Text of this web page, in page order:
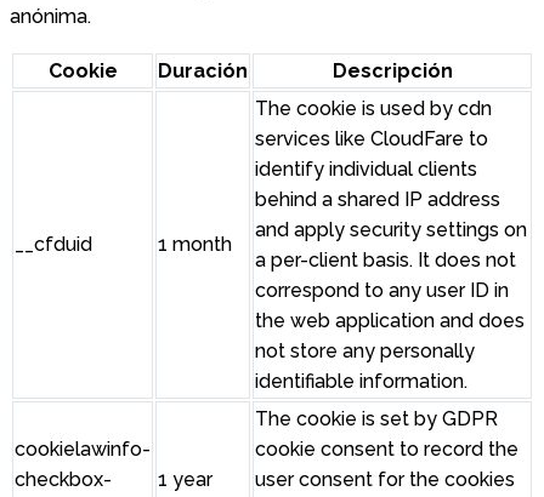
anónima.
Cookie Duración Descripción
__cfduid 1 month
The cookie is used by cdn
services like CloudFare to
identify individual clients
behind a shared IP address
and apply security settings on
a per-client basis. It does not
correspond to any user ID in
the web application and does
not store any personally
identifiable information.
cookielawinfo-
checkbox-
1 year
The cookie is set by GDPR
cookie consent to record the
user consent for the cookies